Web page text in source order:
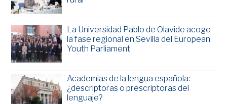
La Universidad Pablo de Olavide acoge
la fase regional en Sevilla del European
Youth Parliament
Academias de la lengua española:
¿descriptoras o prescriptoras del
lenguaje?